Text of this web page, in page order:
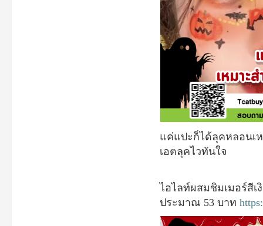
แค่แปะก็ได้ลุคหลอนเ
เอตลุคไวทันใจ
ไฮไลท์ผสมชิมเมอร์สีเ
ประมาณ 53 บาท